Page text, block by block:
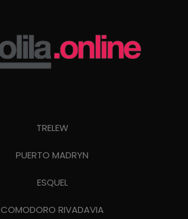
TRELEW
PUERTO MADRYN
ESQUEL
COMODORO RIVADAVIA